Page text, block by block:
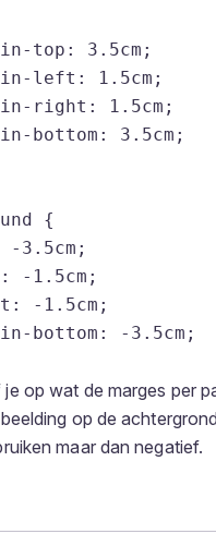
top: 3.5cm;
left: 1.5cm;
right: 1.5cm;
bottom: 3.5cm;
{
-3.5cm;
-1.5cm;
-1.5cm;
bottom: -3.5cm;
op wat de marges per
op de
maar dan negatief.